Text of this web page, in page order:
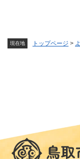
現在地 トップページ >